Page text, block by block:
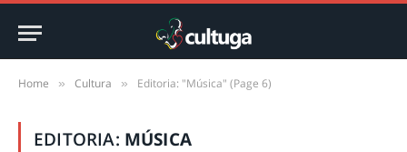
Home » Cultura » Editoria: "Música" (Page 6)
EDITORIA: MÚSICA